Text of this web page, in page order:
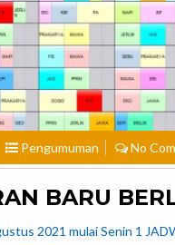
Pengumuman No
BARU
2021 mulai Senin 1